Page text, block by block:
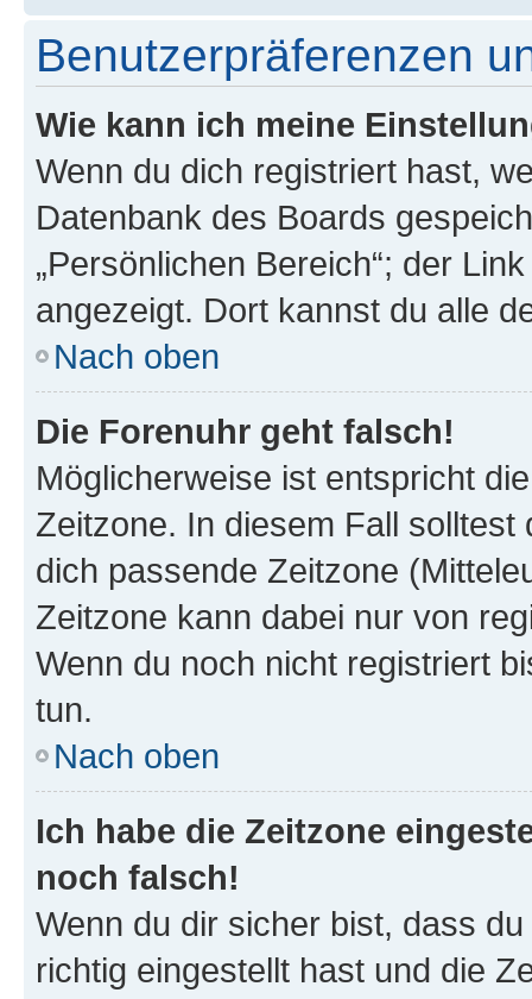
Benutzerpräferenzen
Wie kann ich meine
Wenn du dich registriert hast,
Datenbank des Boards
„Persönlichen Bereich“; der
angezeigt. Dort kannst du alle
Nach oben
Die Forenuhr geht falsch!
Möglicherweise ist entspricht
Zeitzone. In diesem Fall solltest
dich passende Zeitzone
Zeitzone kann dabei nur von
Wenn du noch nicht registriert
tun.
Nach oben
Ich habe die Zeitzone
noch falsch!
Wenn du dir sicher bist, dass
richtig eingestellt hast und die